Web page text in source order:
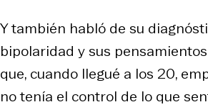
Y también habló de su
bipolaridad y sus
que, cuando llegué a los 20,
no tenía el control de lo que